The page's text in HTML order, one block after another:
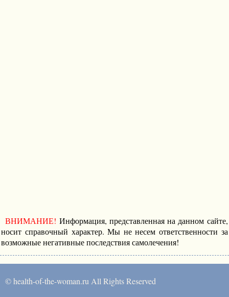
ВНИМАНИЕ! Информация, представленная на данном сайте,
носит справочный характер. Мы не несем ответственности за
возможные негативные последствия самолечения!
© health-of-the-woman.ru All Rights Reserved